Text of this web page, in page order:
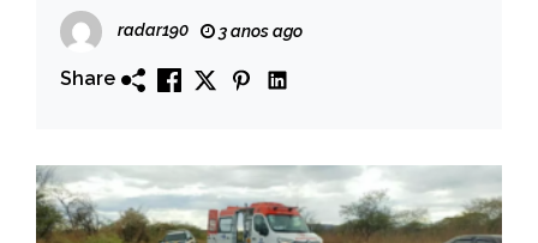
de Sousa
radar190 3 anos ago
Share